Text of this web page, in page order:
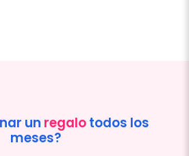
un regalotodos los
meses?